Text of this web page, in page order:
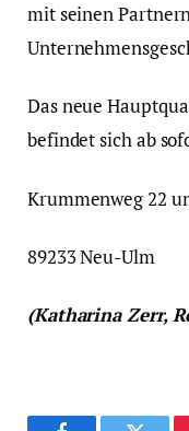
mit seinen
Das neue
befindet sich ab
Krummenweg 22
89233 Neu-Ulm
(Katharina Zerr,